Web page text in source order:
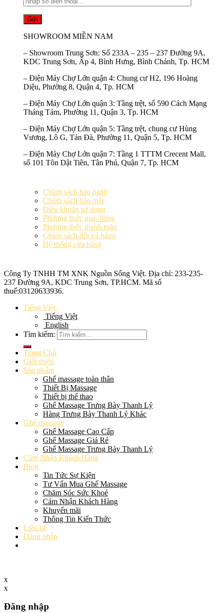
SHOWROOM MIỀN NAM
– Showroom Trung Sơn: Số 233A – 235 – 237 Đường 9A,
KDC Trung Sơn, Ấp 4, Bình Hưng, Bình Chánh, Tp. HCM
– Điện Máy Chợ Lớn quận 4: Chung cư H2, 196 Hoàng
Diệu, Phường 8, Quận 4, Tp. HCM
– Điện Máy Chợ Lớn quận 3: Tầng trệt, số 590 Cách Mạng
Tháng Tám, Phường 11, Quận 3, Tp. HCM
– Điện Máy Chợ Lớn quận 5: Tầng trệt, chung cư Hùng
Vương, Lô G, Tản Đà, Phường 11, Quận 5, Tp. HCM
– Điện Máy Chợ Lớn quận 7: Tầng 1 TTTM Crecent Mall,
số 101 Tôn Dật Tiên, Tân Phú, Quận 7, Tp. HCM
Chính sách bảo hành
Chính sách bảo mật
Điều khoản sử dụng
Phương thức giao hàng
Phương thức thanh toán
Chính sách đổi trả hàng
Hệ thống cửa hàng
Công Ty TNHH TM XNK Nguồn Sống Việt. Địa chỉ: 233-235-
237 Đường 9A, KDC Trung Sơn, TP.HCM. Mã số
thuế:03120633936.
Tiếng Việt
Tiếng Việt
English
Tìm kiếm:
Trang Chủ
Giới thiệu
Sản phẩm
Ghế massage toàn thân
Thiết Bị Massage
Thiết bị thể thao
Ghế Massage Trưng Bày Thanh Lý
Hàng Trưng Bày Thanh Lý Khác
Ghế massage
Ghế Massage Cao Cấp
Ghế Massage Giá Rẻ
Ghế Massage Trưng Bày Thanh Lý
Cảm Nhận Khách Hàng
Blog
Tin Tức Sự Kiện
Tư Vấn Mua Ghế Massage
Chăm Sóc Sức Khoẻ
Cảm Nhận Khách Hàng
Khuyến mãi
Thông Tin Kiến Thức
Liên hệ
Đăng nhập
x
x
Đăng nhập